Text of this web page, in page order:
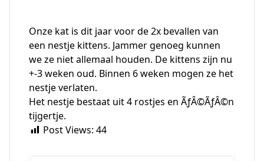
Onze kat is dit jaar voor de 2x bevallen van
een nestje kittens. Jammer genoeg kunnen
we ze niet allemaal houden. De kittens zijn nu
+-3 weken oud. Binnen 6 weken mogen ze het
nestje verlaten.
Het nestje bestaat uit 4 rostjes en ÃƒÂ©ÃƒÂ©n
tijgertje.
Post Views: 44